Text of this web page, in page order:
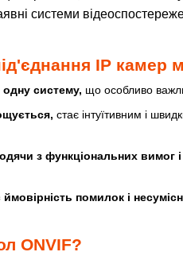
системи
IP камер
одну систему, що особливо
стає інтуїтивним і
з функціональних вимог
помилок і
ONVIF?